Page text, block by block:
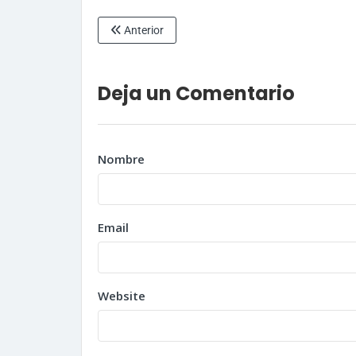
Anterior
Deja un Comentario
Nombre
Email
Website